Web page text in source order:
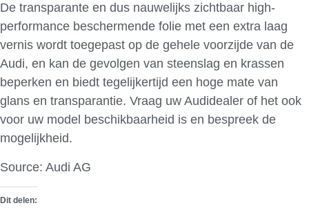
De transparante en dus nauwelijks zichtbaar high-
performance beschermende folie met een extra laag
vernis wordt toegepast op de gehele voorzijde van de
Audi, en kan de gevolgen van steenslag en krassen
beperken en biedt tegelijkertijd een hoge mate van
glans en transparantie. Vraag uw Audidealer of het ook
voor uw model beschikbaarheid is en bespreek de
mogelijkheid.
Source: Audi AG
Dit delen: